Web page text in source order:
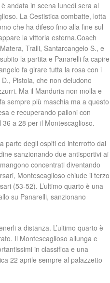
andata in scena lunedi sera al
La Cestistica combatte, lotta
che ha difeso fino alla fine sul
la vittoria esterna.Coach
Tralli, Santarcangelo S., e
la partita e Panarelli fa capire
fa girare tutta la rosa con i
Pistoia, che non deludono
Ma il Manduria non molla e
sempre più maschia ma a questo
e recuperando palloni con
a 28 per il Montescaglioso.
parte degli ospiti ed interrotto dai
sanzionando due antisportivi ai
concentrati diventando
Montescaglioso chiude il terzo
(53-52). L’ultimo quarto è una
su Panarelli, sanzionano
a distanza. L’ultimo quarto è
Il Montescaglioso allunga e
in classifica e una
22 aprile sempre al palazzetto